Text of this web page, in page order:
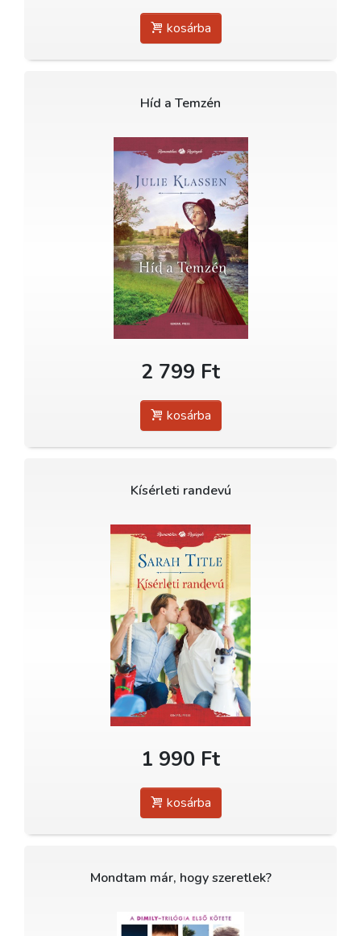
kosárba
Híd a Temzén
2 799 Ft
kosárba
Kísérleti randevú
1 990 Ft
kosárba
Mondtam már, hogy szeretlek?